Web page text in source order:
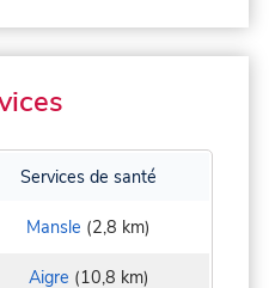
Services de santé
Mansle (2,8 km)
Aigre (10,8 km)